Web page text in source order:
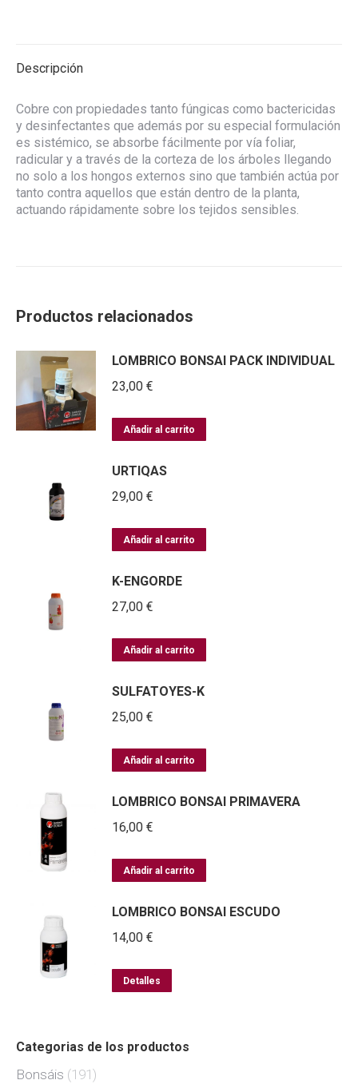
Descripción
Cobre con propiedades tanto fúngicas como bactericidas
y desinfectantes que además por su especial formulación
es sistémico, se absorbe fácilmente por vía foliar,
radicular y a través de la corteza de los árboles llegando
no solo a los hongos externos sino que también actúa por
tanto contra aquellos que están dentro de la planta,
actuando rápidamente sobre los tejidos sensibles.
Productos relacionados
LOMBRICO BONSAI PACK INDIVIDUAL
23,00 €
Añadir al carrito
URTIQAS
29,00 €
Añadir al carrito
K-ENGORDE
27,00 €
Añadir al carrito
SULFATOYES-K
25,00 €
Añadir al carrito
LOMBRICO BONSAI PRIMAVERA
16,00 €
Añadir al carrito
LOMBRICO BONSAI ESCUDO
14,00 €
Detalles
Categorias de los productos
Bonsáis (191)